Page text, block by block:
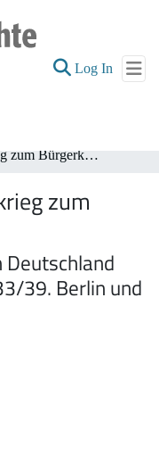
Log In (current)
Vom Weltkrieg zum Bürgerkrieg?
zum
39. Berlin und